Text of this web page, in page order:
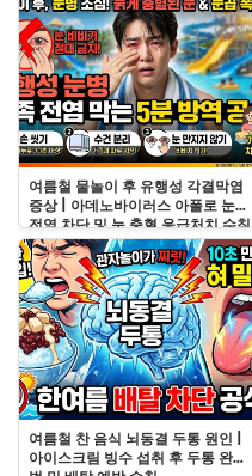
여름철 물놀이 후 유행성 각결막염
증상 | 아데노바이러스 아폴로 눈병
전염 차단 및 눈 충혈 응급처치 수칙
여름철 찬 음식 뇌동결 두통 원인 |
아이스크림 빙수 섭취 후 두통 완화